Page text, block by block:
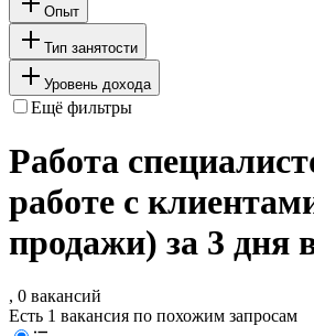
Опыт
Тип занятости
Уровень дохода
Ещё фильтры
Работа
работе с
продажи) за 3 дня
, 0 вакансий
Есть 1 вакансия по похожим запросам